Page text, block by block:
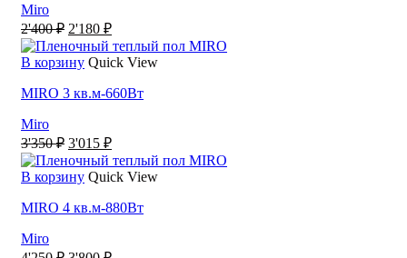
Miro
2'400₽ Первоначальная
цена
составляла
2'180 ₽Текущая
цена:
2'180 ₽.
В корзину Quick View
MIRO 3 кв.м-660Вт
Miro
3'350₽ Первоначальная
цена
составляла
3'015 ₽Текущая
цена:
3'015 ₽.
В корзину Quick View
MIRO 4 кв.м-880Вт
Miro
Первоначальная
Текущая